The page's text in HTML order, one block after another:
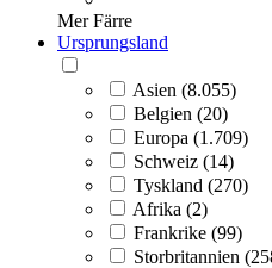
Mer Färre
Ursprungsland
Asien (8.055)
Belgien (20)
Europa (1.709)
Schweiz (14)
Tyskland (270)
Afrika (2)
Frankrike (99)
Storbritannien